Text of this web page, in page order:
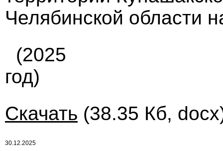
Челябинской области
(2025
год)
Скачать (38.35 Кб,
30.12.2025